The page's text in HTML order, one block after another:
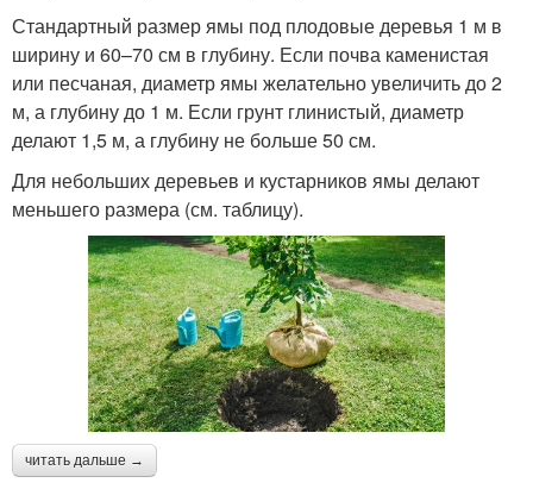
Стандартный размер ямы под плодовые деревья 1 м в
ширину и 60–70 см в глубину. Если почва каменистая
или песчаная, диаметр ямы желательно увеличить до 2
м, а глубину до 1 м. Если грунт глинистый, диаметр
делают 1,5 м, а глубину не больше 50 см.
Для небольших деревьев и кустарников ямы делают
меньшего размера (см. таблицу).
читать дальше →